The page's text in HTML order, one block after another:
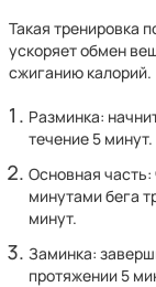
Такая тренировка
ускоряет обмен
сжиганию калорий.
Разминка:
течение 5 минут.
Основная
минутами бега
минут.
Заминка:
протяжении 5